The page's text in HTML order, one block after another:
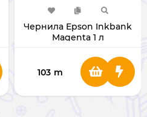
Чернила Epson Inkbank
Magenta 1 л
103 m